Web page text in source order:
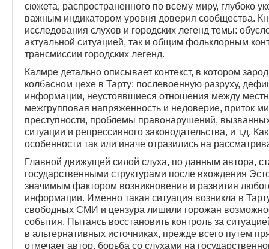
сюжета, распространенного по всему миру, глубоко
важным индикатором уровня доверия сообщества.
исследования слухов и городских легенд темы:
актуальной ситуацией, так и общим фольклорным
трансмиссии городских легенд.
Калмре детально описывает контекст, в котором
колбасном цехе в Тарту: послевоенную разруху,
информации, неустоявшиеся отношения между
межгрупповая напряженность и недоверие, приток
преступности, проблемы правонарушений,
ситуации и репрессивного законодательства, и т.д.
особенности так или иначе отразились на
Главной движущей силой слуха, по данным автора,
государственными структурами после вхождения
значимым фактором возникновения и развития
информации. Именно такая ситуация возникла в
свободных СМИ и цензура лишили горожан
события. Пытаясь восстановить контроль за
в альтернативных источниках, прежде всего путем
отмечает автор, борьба со слухами на